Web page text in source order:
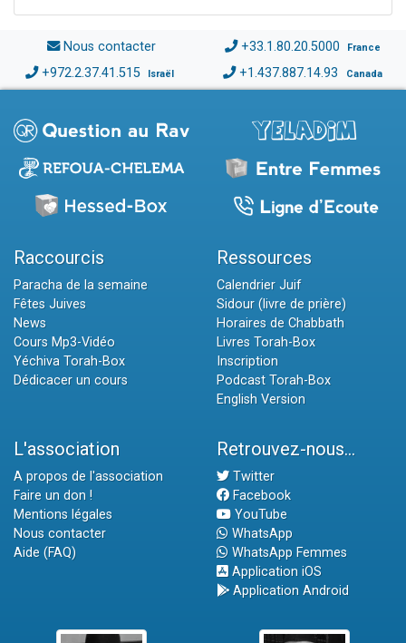
Nous contacter +33.1.80.20.5000 France
+972.2.37.41.515 Israël +1.437.887.14.93 Canada
Raccourcis
Paracha de la semaine
Fêtes Juives
News
Cours Mp3-Vidéo
Yéchiva Torah-Box
Dédicacer un cours
Ressources
Calendrier Juif
Sidour (livre de prière)
Horaires de Chabbath
Livres Torah-Box
Inscription
Podcast Torah-Box
English Version
L'association
A propos de l'association
Faire un don !
Mentions légales
Nous contacter
Aide (FAQ)
Retrouvez-nous...
Twitter
Facebook
YouTube
WhatsApp
WhatsApp Femmes
Application iOS
Application Android